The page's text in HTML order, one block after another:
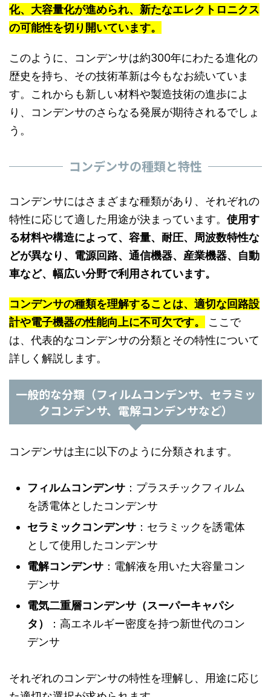
化、大容量化が進められ、新たなエレクトロニクス
の可能性を切り開いています。
このように、コンデンサは約300年にわたる進化の
歴史を持ち、その技術革新は今もなお続いていま
す。これからも新しい材料や製造技術の進歩によ
り、コンデンサのさらなる発展が期待されるでしょ
う。
コンデンサの種類と特性
コンデンサにはさまざまな種類があり、それぞれの
特性に応じて適した用途が決まっています。 使用す
る材料や構造によって、容量、耐圧、周波数特性な
どが異なり、電源回路、通信機器、産業機器、自動
車など、幅広い分野で利用されています。
コンデンサの種類を理解することは、適切な回路設
計や電子機器の性能向上に不可欠です。
ここで
は、代表的なコンデンサの分類とその特性について
詳しく解説します。
一般的な分類（フィルムコンデンサ、セラミッ
クコンデンサ、電解コンデンサなど）
コンデンサは主に以下のように分類されます。
フィルムコンデンサ ：プラスチックフィルム
を誘電体としたコンデンサ
セラミックコンデンサ ：セラミックを誘電体
として使用したコンデンサ
電解コンデンサ ：電解液を用いた大容量コン
デンサ
電気二重層コンデンサ（スーパーキャパシ
タ）
：高エネルギー密度を持つ新世代のコン
デンサ
それぞれのコンデンサの特性を理解し、用途に応じ